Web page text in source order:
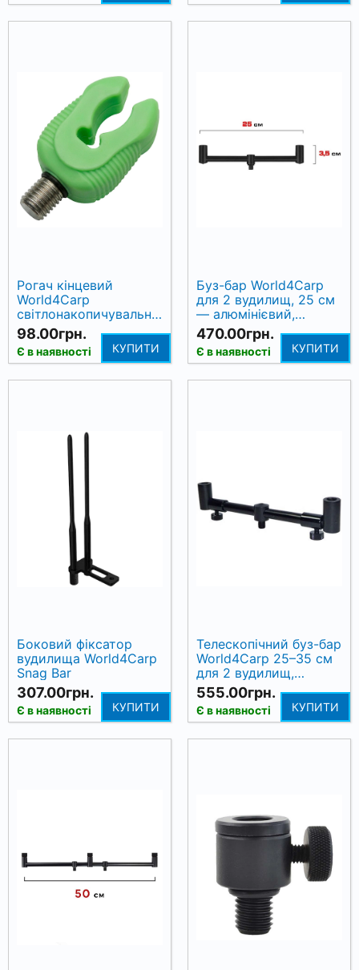
Рогач кінцевий
World4Carp
світлонакопичувальний,
малий (вн. Ø10 мм,
BSF 3/8" 20 нит/дюйм)
98.00грн.
Є в наявності КУПИТИ
Буз-бар World4Carp
для 2 вудилищ, 25 см
— алюмінієвий,
матовий чорний
470.00грн.
Є в наявності КУПИТИ
Боковий фіксатор
вудилища World4Carp
Snag Bar
307.00грн.
Є в наявності КУПИТИ
Телескопічний буз-бар
World4Carp 25–35 см
для 2 вудилищ,
алюміній, різьба BSF
3/8"
555.00грн.
Є в наявності КУПИТИ